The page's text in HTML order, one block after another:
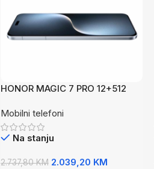
HONOR MAGIC 7 PRO 12+512
mAh Snapdragon 8 Elite
Mobilni telefoni
Na stanju
2.737,80KM 2.039,20 KM